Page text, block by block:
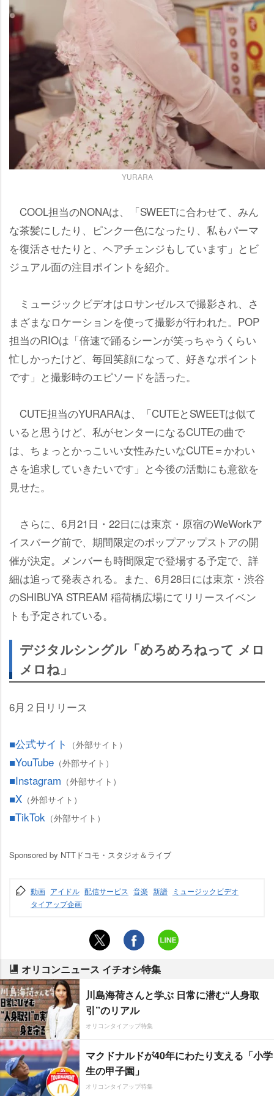
YURARA
COOL担当のNONAは、「SWEETに合わせて、みん
な茶髪にしたり、ピンク一色になったり、私もパーマ
を復活させたりと、ヘアチェンジもしています」とビ
ジュアル面の注目ポイントを紹介。
ミュージックビデオはロサンゼルスで撮影され、さ
まざまなロケーションを使って撮影が行われた。POP
担当のRIOは「倍速で踊るシーンが笑っちゃうくらい
忙しかったけど、毎回笑顔になって、好きなポイント
です」と撮影時のエピソードを語った。
CUTE担当のYURARAは、「CUTEとSWEETは似て
いると思うけど、私がセンターになるCUTEの曲で
は、ちょっとかっこいい女性みたいなCUTE＝かわい
さを追求していきたいです」と今後の活動にも意欲を
見せた。
さらに、6月21日・22日には東京・原宿のWeWorkア
イスバーグ前で、期間限定のポップアップストアの開
催が決定。メンバーも時間限定で登場する予定で、詳
細は追って発表される。また、6月28日には東京・渋谷
のSHIBUYA STREAM 稲荷橋広場にてリリースイベン
トも予定されている。
デジタルシングル「めろめろねって メロ
メロね」
6月２日リリース
■公式サイト （外部サイト）
■YouTube （外部サイト）
■Instagram （外部サイト）
■X （外部サイト）
■TikTok （外部サイト）
Sponsored by NTTドコモ・スタジオ＆ライブ
動画 アイドル 配信サービス 音楽 新譜
ミュージックビデオ
タイアップ企画
オリコンニュース イチオシ特集
川島海荷さんと学ぶ 日常に潜む“人身取
引”のリアル
オリコンタイアップ特集
マクドナルドが40年にわたり支える「小学
生の甲子園」
オリコンタイアップ特集